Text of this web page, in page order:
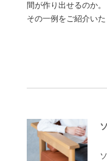
間が作り出せるのか。
その一例をご紹介い